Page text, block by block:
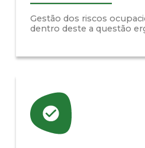
Gestão dos riscos
dentro deste a questão